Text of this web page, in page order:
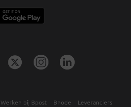
Werken bij Bpost Bnode Leveranciers